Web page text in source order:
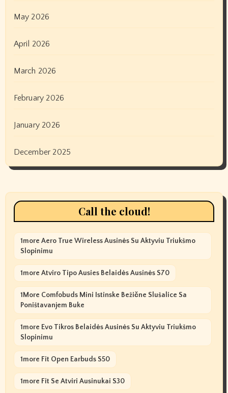
May 2026
April 2026
March 2026
February 2026
January 2026
December 2025
Call the cloud!
1more Aero True Wireless Ausinės Su Aktyviu Triukšmo
Slopinimu
1more Atviro Tipo Ausies Belaidės Ausinės S70
1More Comfobuds Mini Istinske Bežične Slušalice Sa
Poništavanjem Buke
1more Evo Tikros Belaidės Ausinės Su Aktyviu Triukšmo
Slopinimu
1more Fit Open Earbuds S50
1more Fit Se Atviri Ausinukai S30